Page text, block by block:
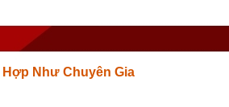
Như Chuyên Gia